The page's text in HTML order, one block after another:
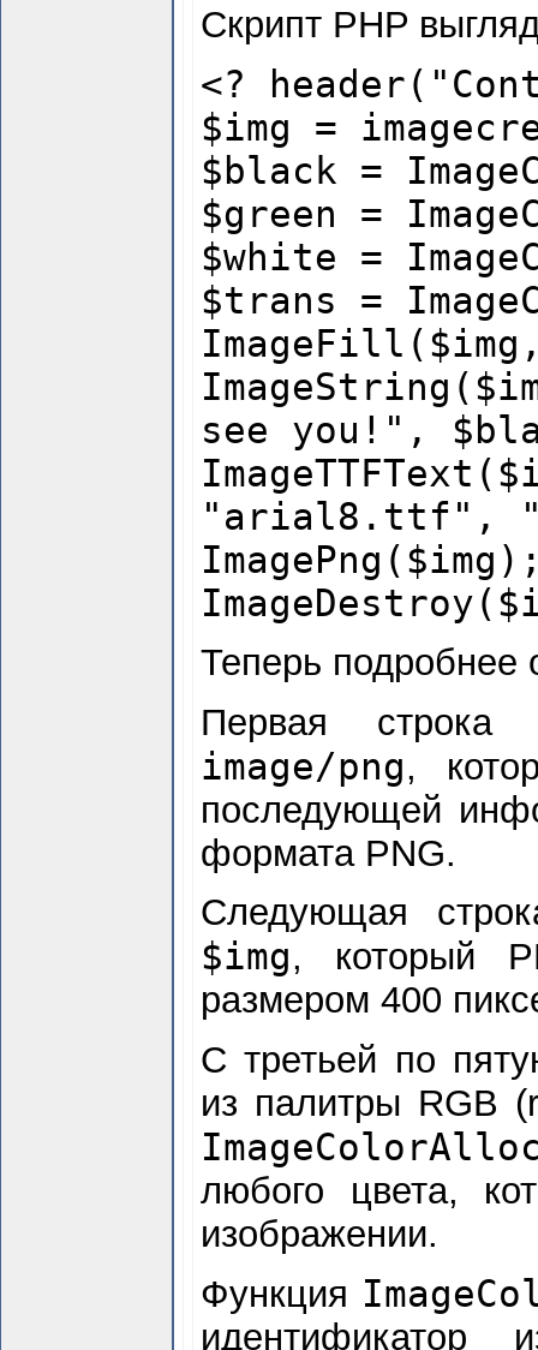
Скрипт PHP
<?
$img =
$black =
$green =
$white =
$trans =
see you!",
"arial8.ttf",
Теперь подробнее
Первая строка
image/png,
последующей
формата PNG.
Следующая
$img, который
размером 400
С третьей по
из палитры RGB
любого цвета,
изображении.
Функция